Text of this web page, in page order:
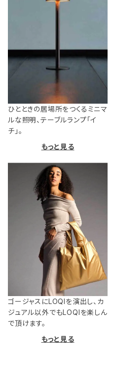
ひとときの居場所をつくるミニマ
ルな照明、テーブルランプ「イ
チ」。
もっと見る
ゴージャスにLOQIを演出し、カ
ジュアル以外でもLOQIを楽しん
で頂けます。
もっと見る